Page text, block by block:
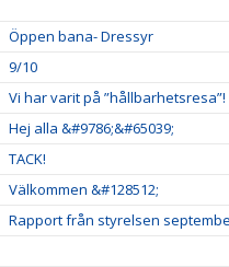
Öppen bana- Dressyr
9/10
Vi har varit på ”hållbarhetsresa”!
Hej alla &#9786;&#65039;
TACK!
Välkommen &#128512;
Rapport från styrelsen